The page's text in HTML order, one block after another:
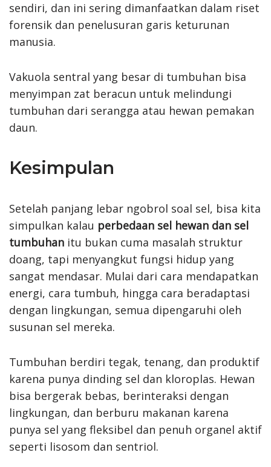
sendiri, dan ini sering dimanfaatkan dalam riset
forensik dan penelusuran garis keturunan
manusia.
Vakuola sentral yang besar di tumbuhan bisa
menyimpan zat beracun untuk melindungi
tumbuhan dari serangga atau hewan pemakan
daun.
Kesimpulan
Setelah panjang lebar ngobrol soal sel, bisa kita
simpulkan kalau perbedaan sel hewan dan sel
tumbuhan itu bukan cuma masalah struktur
doang, tapi menyangkut fungsi hidup yang
sangat mendasar. Mulai dari cara mendapatkan
energi, cara tumbuh, hingga cara beradaptasi
dengan lingkungan, semua dipengaruhi oleh
susunan sel mereka.
Tumbuhan berdiri tegak, tenang, dan produktif
karena punya dinding sel dan kloroplas. Hewan
bisa bergerak bebas, berinteraksi dengan
lingkungan, dan berburu makanan karena
punya sel yang fleksibel dan penuh organel aktif
seperti lisosom dan sentriol.